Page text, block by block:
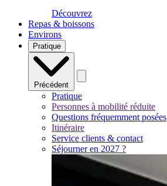
Découvrez
Repas & boissons
Environs
Pratique
Précédent
Pratique
Personnes à mobilité réduite
Questions fréquemment posées
Itinéraire
Service clients & contact
Séjourner en 2027 ?